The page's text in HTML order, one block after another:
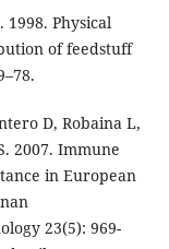
1998. Physical
of feedstuff
D, Robaina L,
2007. Immune
in European
23(5): 969-